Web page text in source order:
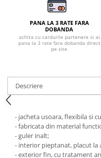
Pantaloni de lucru in talie
Jachete pentru sudura
Pantaloni de protectie
Pantaloni de lucru cu pieptar
Veste de lucru
Pentru femei
Bluze pentru femei
Fleece-uri
Halate
PANA LA 3 RATE FARA
DOBANDA
achita cu cardurile partenere si ai
pana la 3 rate fara dobanda direct
pe site
Descriere
- jacheta usoara, flexibila si
- fabricata din material
- guler inalt;
- interior pieptanat, placut la
- exterior fin, cu tratament